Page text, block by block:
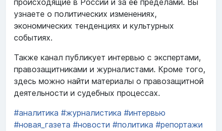
происходящие в России и за её пределами. Вы
узнаете о политических изменениях,
экономических тенденциях и культурных
событиях.
Также канал публикует интервью с экспертами,
правозащитниками и журналистами. Кроме того,
здесь можно найти материалы о правозащитной
деятельности и судебных процессах.
#аналитика #журналистика #интервью
#новая_газета #новости #политика #репортажи